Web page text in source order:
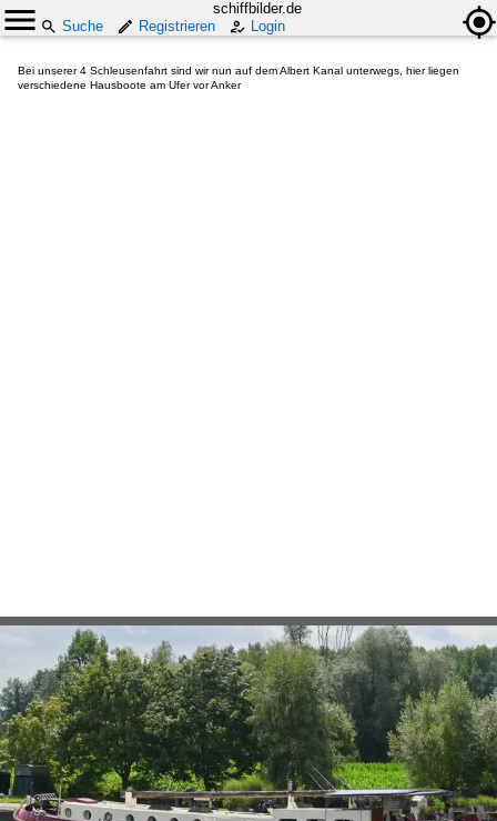
schiffbilder.de
Suche
Registrieren Login
Bei unserer 4 Schleusenfahrt sind wir nun auf dem Albert Kanal unterwegs, hier liegen
verschiedene Hausboote am Ufer vor Anker